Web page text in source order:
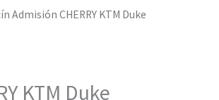
Admisión CHERRY KTM Duke
KTM Duke